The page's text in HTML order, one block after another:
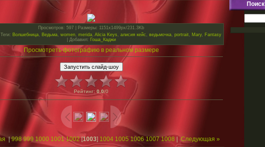
Просмотров: 597 | Размеры: 1151x1499px/231.3Kb
Теги: Волшебница, Ведьма, women, merida, Alicia Keys , алисия кейс , ведьмочка, portrait, Mary, Fantasy
Добавил: Гоша_Каджи
Просмотреть фотографию в реальном размере
Рейтинг: 0.0/0
|998 999 1000 1001 1002[1003] 1004 1005 1006 1007 1008 Следующая »
Поиск